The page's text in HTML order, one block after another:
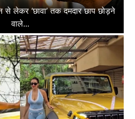
से लेकर ‘छावा’ तक दमदार छाप छोड़ने
वाले...